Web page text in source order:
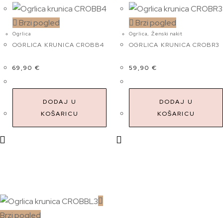
Brzi pogled
Ogrlica
OGRLICA KRUNICA CROBB4
69,90 €
DODAJ U
KOŠARICU
Brzi pogled
Ogrlica, Ženski nakit
OGRLICA KRUNICA CROBR3
59,90 €
DODAJ U
KOŠARICU
Brzi pogled